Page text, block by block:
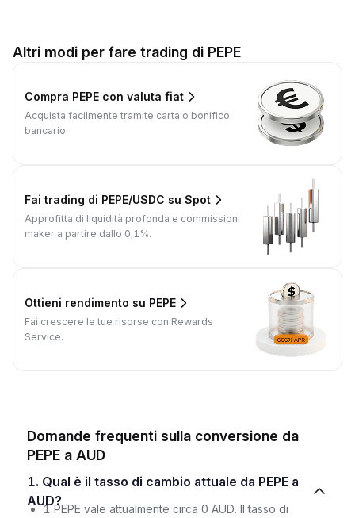
Altri modi per fare trading di PEPE
Compra PEPE con valuta fiat
Acquista facilmente tramite carta o bonifico
bancario.
Fai trading di PEPE/USDC su Spot
Approfitta di liquidità profonda e commissioni
maker a partire dallo 0,1%.
Ottieni rendimento su PEPE
Fai crescere le tue risorse con Rewards
Service.
Domande frequenti sulla conversione da
PEPE a AUD
1. Qual è il tasso di cambio attuale da PEPE a
AUD?
1 PEPE vale attualmente circa 0 AUD. Il tasso di